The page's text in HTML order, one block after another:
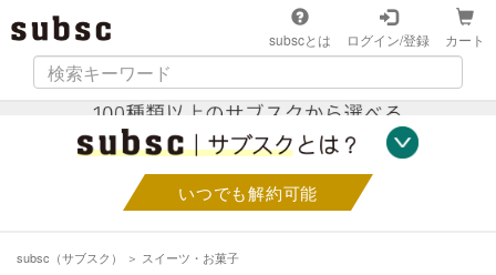
subscとは ログイン/登録 カート
いつでも解約可能
subsc（サブスク） ＞ スイーツ・お菓子